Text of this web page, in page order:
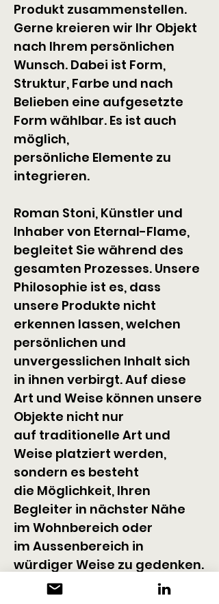
Produkt zusammenstellen.
Gerne kreieren wir Ihr Objekt
nach Ihrem persönlichen
Wunsch. Dabei ist Form,
Struktur, Farbe und nach
Belieben eine aufgesetzte
Form wählbar. Es ist auch
möglich,
persönliche Elemente zu
integrieren.
Roman Stoni, Künstler und
Inhaber von Eternal-Flame,
begleitet Sie während des
gesamten Prozesses. Unsere
Philosophie ist es, dass
unsere Produkte nicht
erkennen lassen, welchen
persönlichen und
unvergesslichen Inhalt sich
in ihnen verbirgt. Auf diese
Art und Weise können unsere
Objekte nicht nur
auf traditionelle Art und
Weise platziert werden,
sondern es besteht
die Möglichkeit, Ihren
Begleiter in nächster Nähe
im Wohnbereich oder
im Aussenbereich in
würdiger Weise zu gedenken.